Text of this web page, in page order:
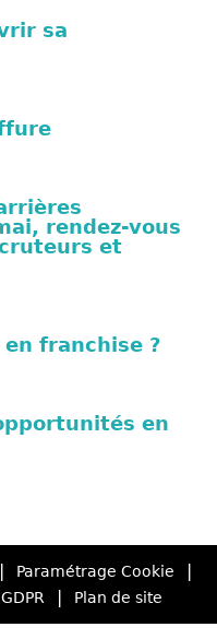
sa
rendez-vous
et
franchise ?
en
Paramétrage Cookie
Plan de site